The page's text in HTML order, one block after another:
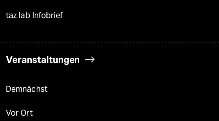
taz lab Infobrief
Veranstaltungen
Demnächst
Vor Ort